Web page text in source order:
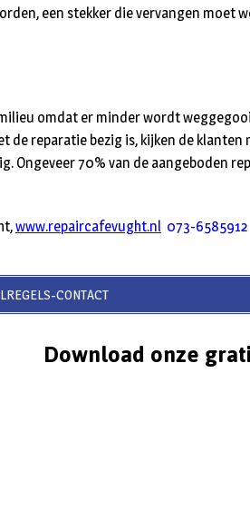
een stekker die vervangen moet
omdat er minder wordt
reparatie bezig is, kijken de klanten
Ongeveer 70% van de aangeboden
www.repaircafevught.nl 073-6585912
CONTACT
Download onze